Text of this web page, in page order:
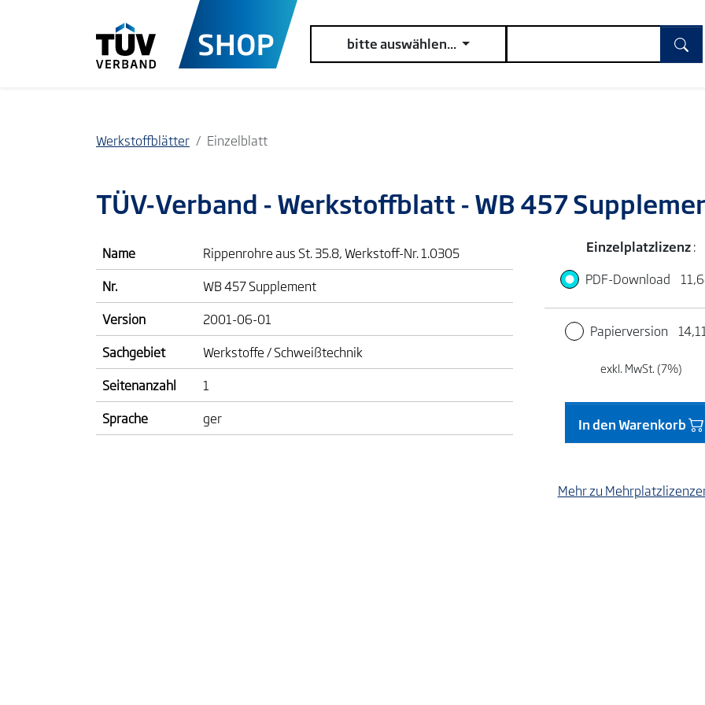
bitte auswählen...
Werkstoffblätter Einzelblatt
TÜV-Verband - Werkstoffblatt - WB 457
Name
Rippenrohre aus St. 35.8, Werkstoff-Nr. 1.0305
Nr.
WB 457 Supplement
Version
2001-06-01
Sachgebiet
Werkstoffe / Schweißtechnik
Seitenanzahl
1
Sprache
ger
Einzelplatzlizenz:
PDF-Download
Papierversion
exkl. MwSt. (7%)
In den Warenkorb
Mehr zu